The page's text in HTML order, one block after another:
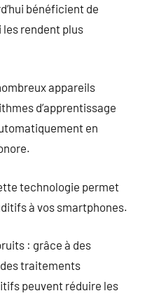
bénéficient de
rendent plus
appareils
d’apprentissage
en
technologie permet
à vos smartphones.
: grâce à des
traitements
peuvent réduire les